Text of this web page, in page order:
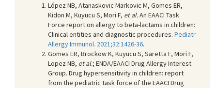
López NB, Atanaskovic Markovic M, Gomes ER,
Kidon M, Kuyucu S, Mori F, et al.An EAACI Task
Force report on allergy to beta-lactams in children:
Clinical entities and diagnostic procedures. Pediatr
Allergy Immunol. 2021;32:1426-36.
Gomes ER, Brockow K, Kuyucu S, Saretta F, Mori F,
Lopez NB, et al.; ENDA/EAACI Drug Allergy Interest
Group. Drug hypersensitivity in children: report
from the pediatric task force of the EAACI Drug